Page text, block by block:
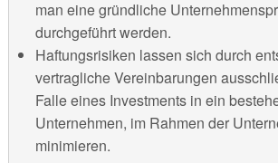
man eine gründliche
durchgeführt werden.
Haftungsrisiken lassen sich durch
vertragliche Vereinbarungen
Falle eines Investments in ein
Unternehmen, im Rahmen der
minimieren.